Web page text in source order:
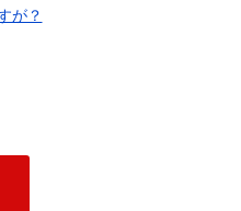
が？